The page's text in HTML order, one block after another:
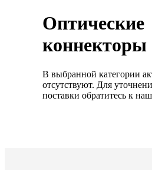
Оптические
коннекторы
В выбранной категории
отсутствуют. Для
поставки обратитесь к